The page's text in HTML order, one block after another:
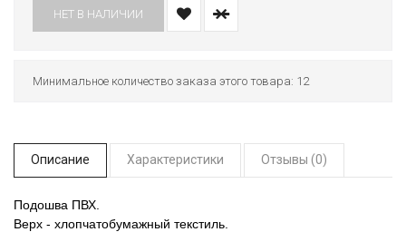
НЕТ В НАЛИЧИИ
Минимальное количество заказа этого товара: 12
Описание Характеристики Отзывы (0)
Подошва ПВХ.
Верх - хлопчатобумажный текстиль.